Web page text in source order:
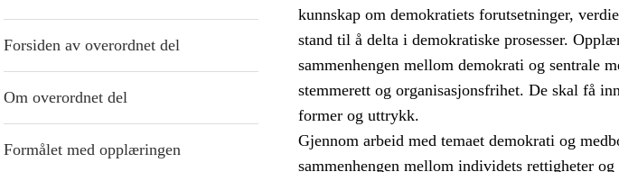
Forsiden av overordnet del
Om overordnet del
Formålet med opplæringen
kunnskap om demokratiets forutsetninger,
stand til å delta i demokratiske prosesser.
sammenhengen mellom demokrati og sentrale
stemmerett og organisasjonsfrihet. De skal få
former og uttrykk.
Gjennom arbeid med temaet demokrati og
sammenhengen mellom individets rettigheter